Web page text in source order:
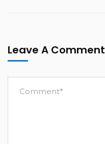
Leave A Comment